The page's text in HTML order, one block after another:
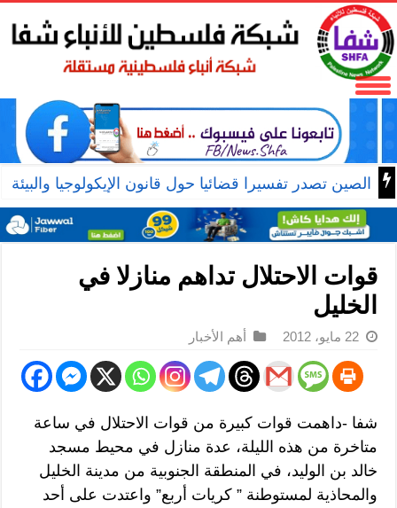
الصين تصدر تفسيرا قضائيا حول قانون الإيكولوجيا والبيئة
قوات الاحتلال تداهم منازلا في
الخليل
22 مايو، 2012 أهم الأخبار
شفا -داهمت قوات كبيرة من قوات الاحتلال في ساعة
متاخرة من هذه الليلة، عدة منازل في محيط مسجد
خالد بن الوليد، في المنطقة الجنوبية من مدينة الخليل
والمحاذية لمستوطنة ” كريات أربع” واعتدت على أحد